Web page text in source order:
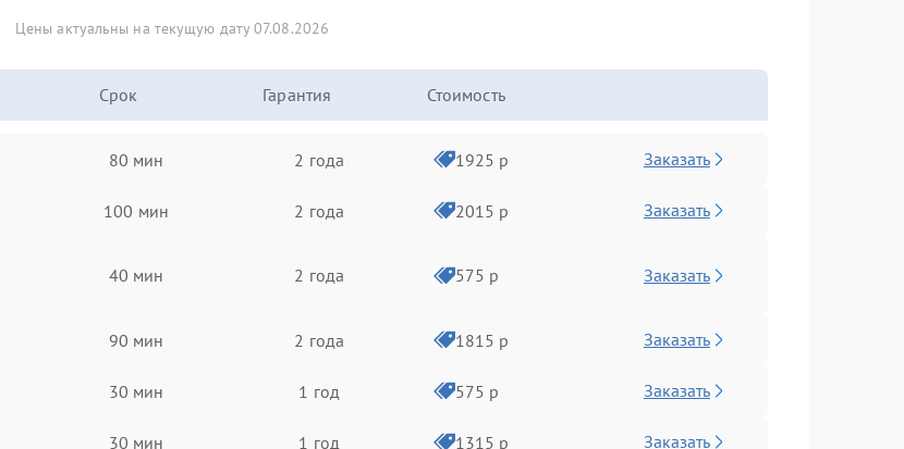
Цены актуальны на текущую дату 07.08.2026
Срок Гарантия Стоимость
80 мин 2 года 1925 р Заказать
100 мин 2 года 2015 р Заказать
40 мин 2 года 575 р Заказать
90 мин 2 года 1815 р Заказать
30 мин 1 год 575 р Заказать
30 мин 1 год 1315 р Заказать